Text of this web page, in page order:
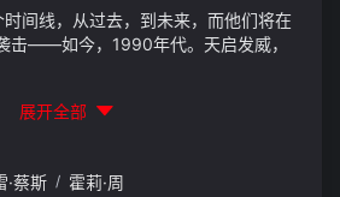
间线，从过去，到未来，而他们将在
击——如今，1990年代。天启发威，
展开全部
·蔡斯 / 霍莉·周